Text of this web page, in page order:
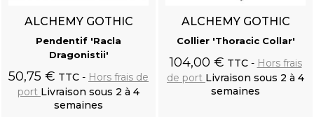
ALCHEMY GOTHIC
Pendentif 'Racla
Dragonistii'
50,75 € TTC
Hors frais de
port Livraison sous 2 à 4
semaines
ALCHEMY GOTHIC
Collier 'Thoracic Collar'
104,00 € TTC
Hors frais
de port Livraison sous 2 à 4
semaines